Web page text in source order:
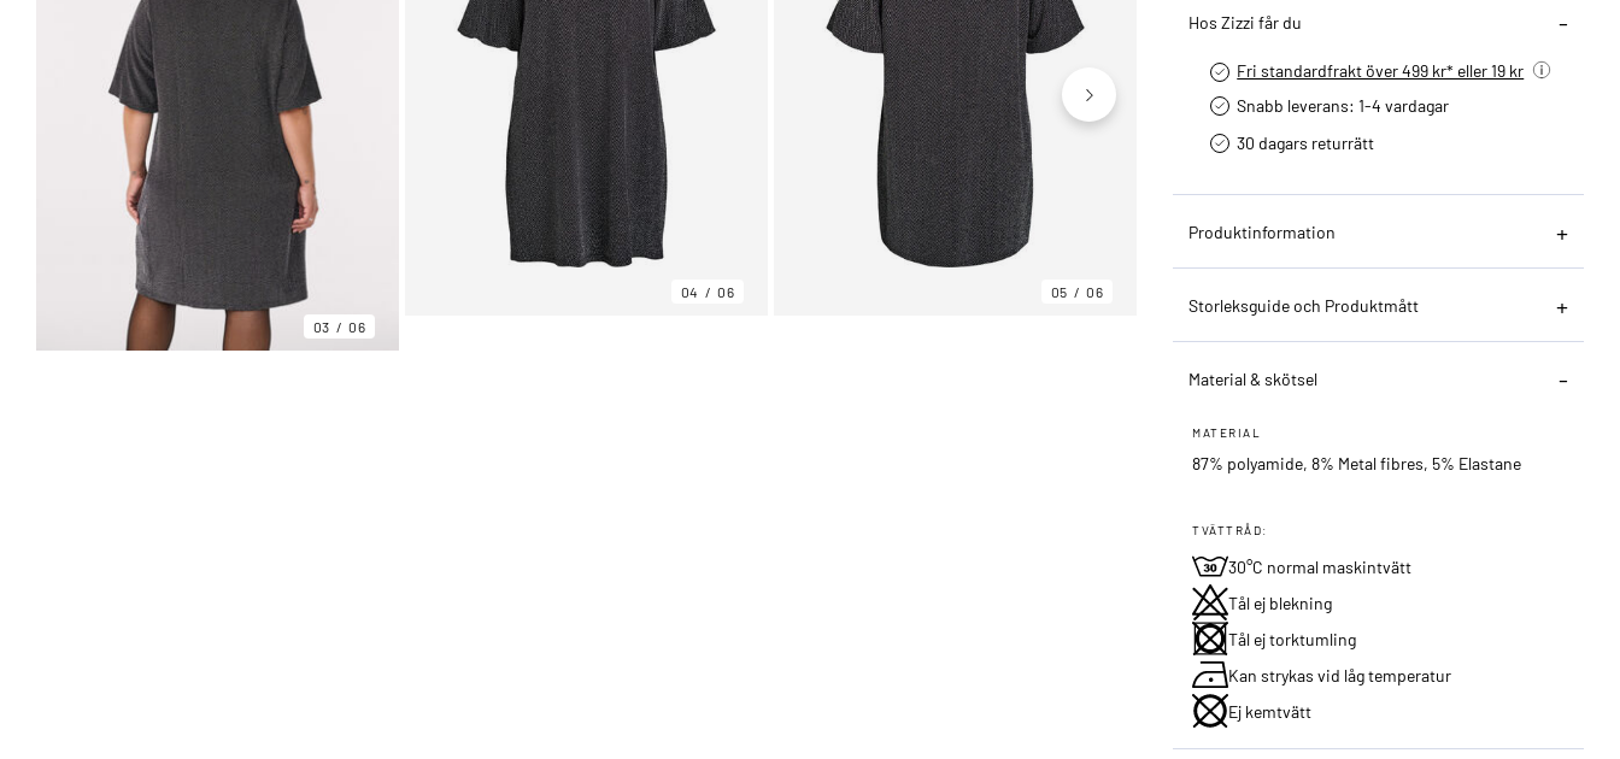
03 06
04 06 05 06
Hos Zizzi får du
Fri standardfrakt över 499 kr* eller 19 kr
Snabb leverans: 1-4 vardagar
30 dagars returrätt­
Produktinformation
Storleksguide och Produktmått
Material & skötsel
MATERIAL
87% polyamide, 8% Metal fibres, 5% Elastane
TVÄTTRÅD:
30°C normal maskintvätt
Tål ej blekning
Tål ej torktumling
Kan strykas vid låg temperatur
Ej kemtvätt